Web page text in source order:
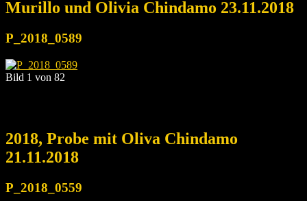
Murillo und Olivia Chindamo 23.11.2018
P_2018_0589
Bild 1 von 82
2018, Probe mit Oliva Chindamo
21.11.2018
P_2018_0559